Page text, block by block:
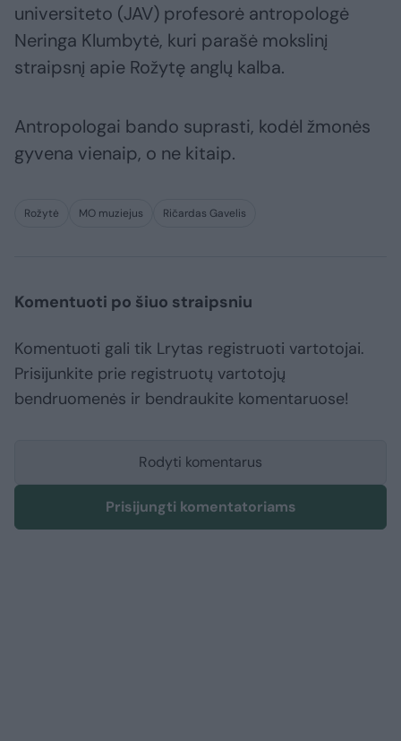
universiteto (JAV) profesorė antropologė
Neringa Klumbytė, kuri parašė mokslinį
straipsnį apie Rožytę anglų kalba.
Antropologai bando suprasti, kodėl žmonės
gyvena vienaip, o ne kitaip.
Rožytė MO muziejus Ričardas Gavelis
Komentuoti po šiuo straipsniu
Komentuoti gali tik Lrytas registruoti vartotojai.
Prisijunkite prie registruotų vartotojų
bendruomenės ir bendraukite komentaruose!
Rodyti komentarus
Prisijungti komentatoriams